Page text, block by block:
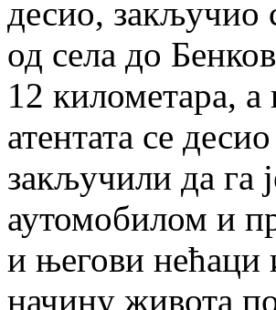
десио, закључио
од села до
12 километара,
атентата се
закључили да га
аутомобилом и
и његови нећаци
начину живота